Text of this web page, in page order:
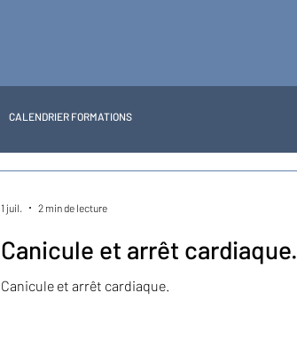
CALENDRIER FORMATIONS
Canicule et arrêt cardiaque.
Canicule et arrêt cardiaque.
1 juil. 2 min de lecture